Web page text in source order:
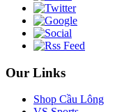
Our Links
Shop Cầu Lông